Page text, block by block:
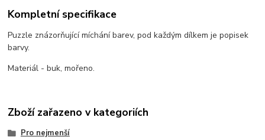
Kompletní specifikace
Puzzle znázorňující míchání barev, pod každým dílkem je popisek
barvy.
Materiál - buk, mořeno.
Zboží zařazeno v kategoriích
Pro nejmenší